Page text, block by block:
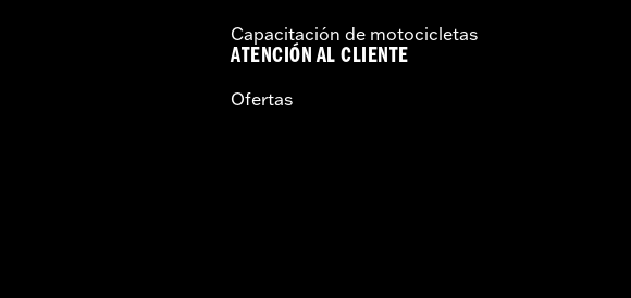
Capacitación de motocicletas
ATENCIÓN AL CLIENTE
Ofertas